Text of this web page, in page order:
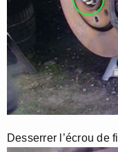
Desserrer l’écrou de